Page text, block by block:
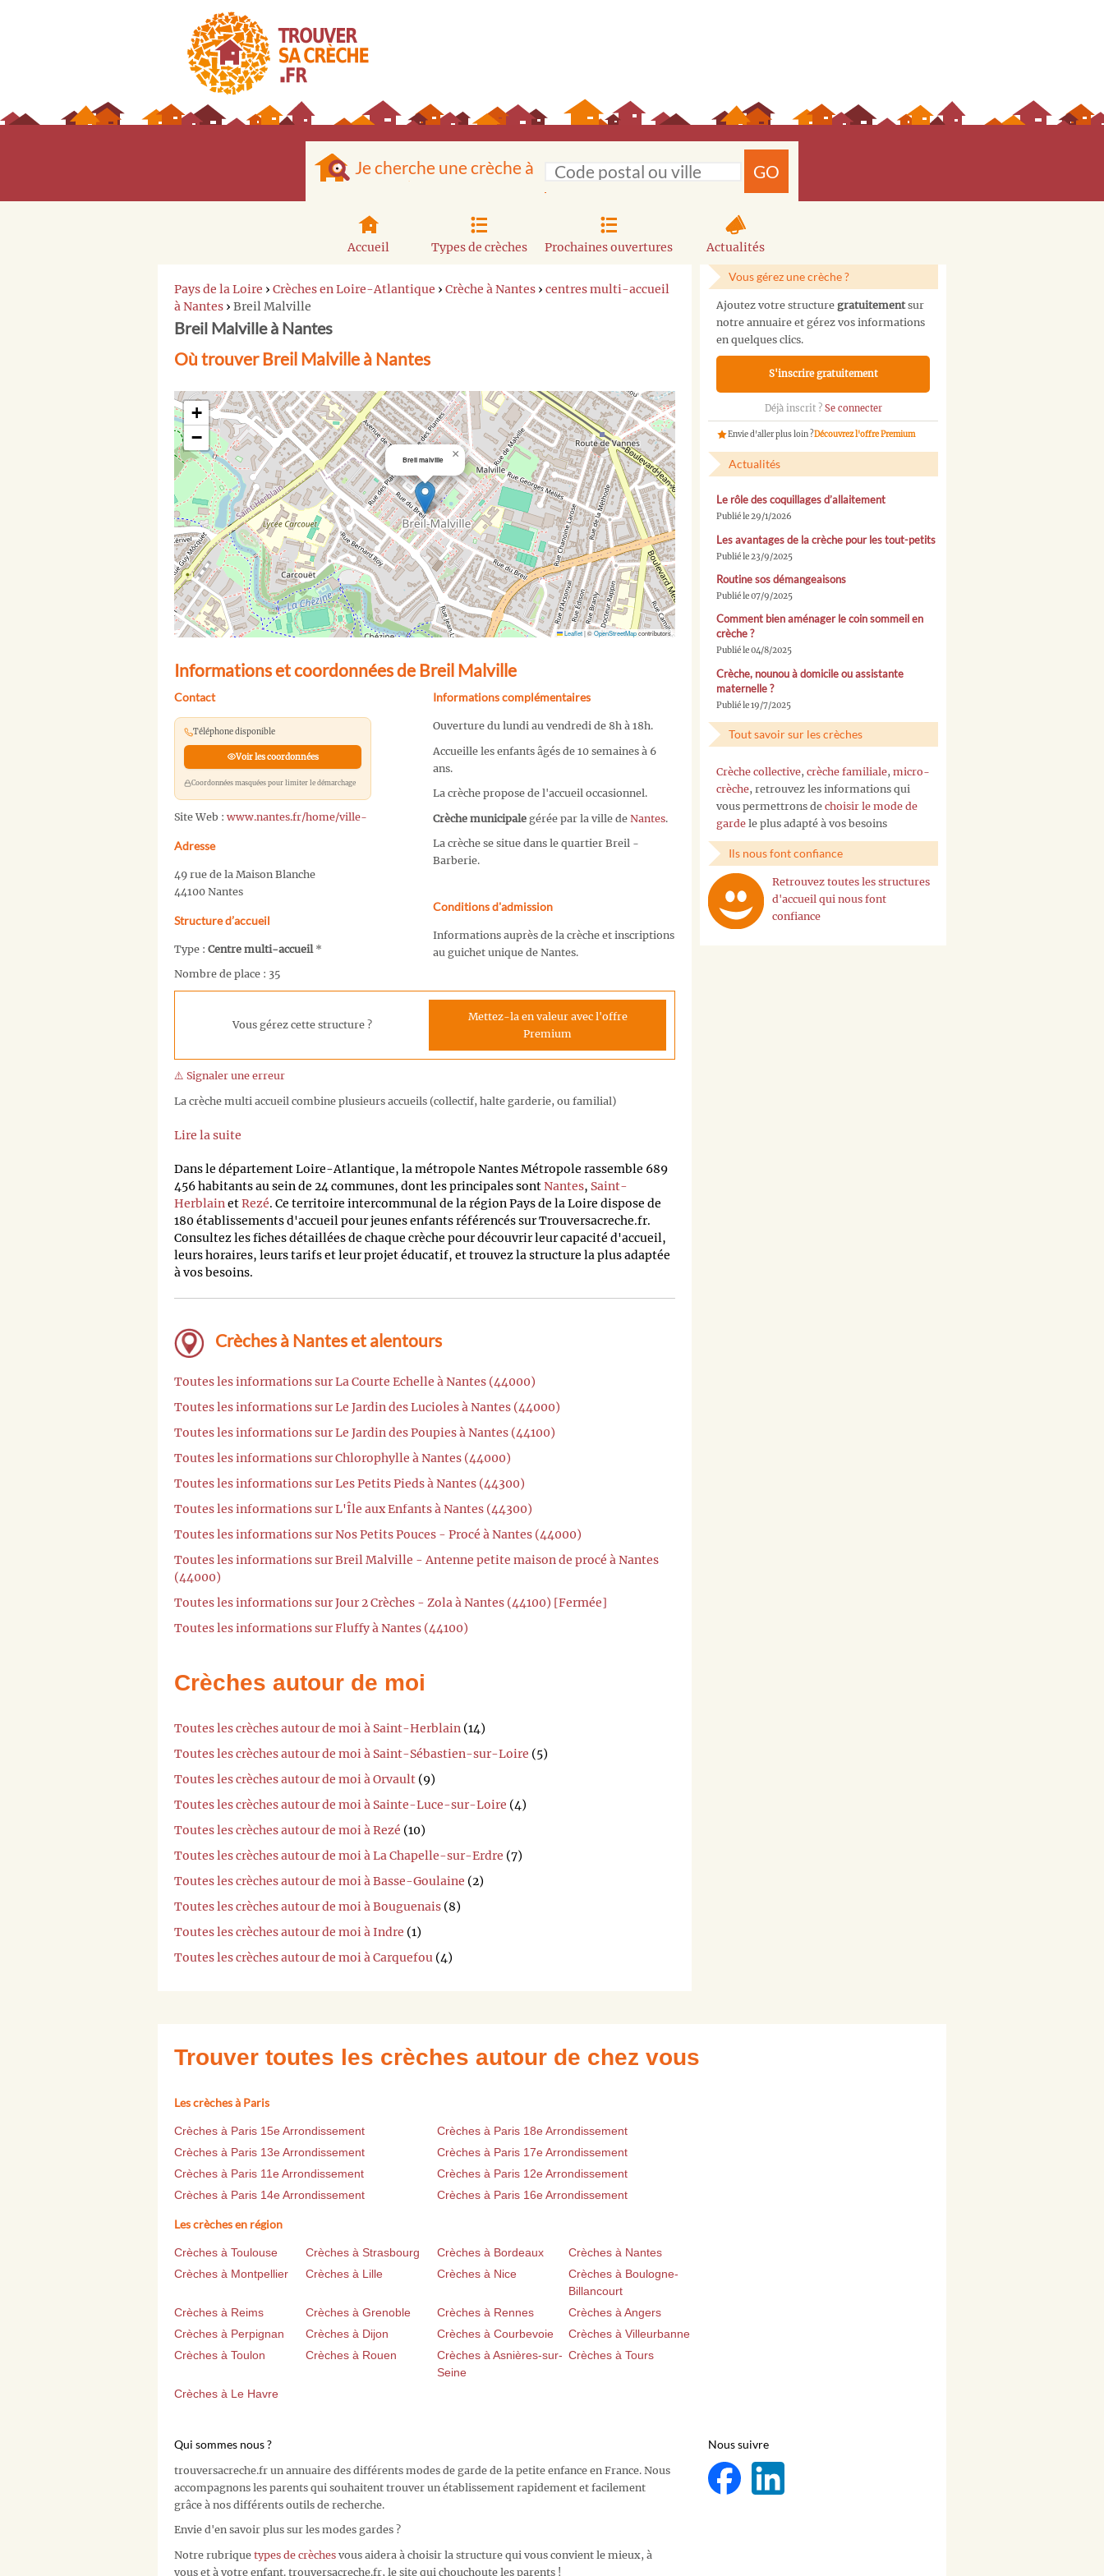
Je cherche une crèche à GO
Accueil Types de crèches Prochaines ouvertures Actualités
Pays de la Loire › Crèches en Loire-Atlantique › Crèche à Nantes › centres multi-accueil
à Nantes › Breil Malville
Breil Malville à Nantes
Où trouver Breil Malville à Nantes
Breil malville ×
+
−
Leaflet|©OpenStreetMapcontributors
Informations et coordonnées de Breil Malville
Contact
Téléphone disponible
Voir les coordonnées
Coordonnées masquées pour limiter le démarchage
Site Web : www.nantes.fr/home/ville-
Adresse
49 rue de la Maison Blanche
44100 Nantes
Structure d’accueil
Type : Centre multi-accueil *
Nombre de place : 35
Informations complémentaires
Ouverture du lundi au vendredi de 8h à 18h.
Accueille les enfants âgés de 10 semaines à 6
ans.
La crèche propose de l'accueil occasionnel.
Crèche municipalegérée par la ville de Nantes.
La crèche se situe dans le quartier Breil -
Barberie.
Conditions d'admission
Informations auprès de la crèche et inscriptions
au guichet unique de Nantes.
Vous gérez cette structure ?
Mettez-la en valeur avec l'offre
Premium
⚠️ Signaler une erreur
La crèche multi accueil combine plusieurs accueils (collectif, halte garderie, ou familial)
Lire la suite
Dans le département Loire-Atlantique, la métropole Nantes Métropole rassemble 689
456 habitants au sein de 24 communes, dont les principales sontNantes, Saint-
HerblainetRezé. Ce territoire intercommunal de la région Pays de la Loire dispose de
180 établissements d'accueil pour jeunes enfants référencés sur Trouversacreche.fr.
Consultez les fiches détaillées de chaque crèche pour découvrir leur capacité d'accueil,
leurs horaires, leurs tarifs et leur projet éducatif, et trouvez la structure la plus adaptée
à vos besoins.
Crèches à Nantes et alentours
Toutes les informations sur La Courte Echelle à Nantes (44000)
Toutes les informations sur Le Jardin des Lucioles à Nantes (44000)
Toutes les informations sur Le Jardin des Poupies à Nantes (44100)
Toutes les informations sur Chlorophylle à Nantes (44000)
Toutes les informations sur Les Petits Pieds à Nantes (44300)
Toutes les informations sur L'Île aux Enfants à Nantes (44300)
Toutes les informations sur Nos Petits Pouces - Procé à Nantes (44000)
Toutes les informations sur Breil Malville - Antenne petite maison de procé à Nantes
(44000)
Toutes les informations sur Jour 2 Crèches - Zola à Nantes (44100) [Fermée]
Toutes les informations sur Fluffy à Nantes (44100)
Crèches autour de moi
Toutes les crèches autour de moi à Saint-Herblain (14)
Toutes les crèches autour de moi à Saint-Sébastien-sur-Loire (5)
Toutes les crèches autour de moi à Orvault (9)
Toutes les crèches autour de moi à Sainte-Luce-sur-Loire (4)
Toutes les crèches autour de moi à Rezé (10)
Toutes les crèches autour de moi à La Chapelle-sur-Erdre (7)
Toutes les crèches autour de moi à Basse-Goulaine (2)
Toutes les crèches autour de moi à Bouguenais (8)
Toutes les crèches autour de moi à Indre (1)
Toutes les crèches autour de moi à Carquefou (4)
Vous gérez une crèche ?
Ajoutez votre structure gratuitementsur
notre annuaire et gérez vos informations
en quelques clics.
S'inscrire gratuitement
Déjà inscrit ? Se connecter
Envie d'aller plus loin ?Découvrez l'offre Premium
Actualités
Le rôle des coquillages d’allaitement
Publié le 29/1/2026
Les avantages de la crèche pour les tout-petits
Publié le 23/9/2025
Routine sos démangeaisons
Publié le 07/9/2025
Comment bien aménager le coin sommeil en
crèche ?
Publié le 04/8/2025
Crèche, nounou à domicile ou assistante
maternelle ?
Publié le 19/7/2025
Tout savoir sur les crèches
Crèche collective, crèche familiale, micro-
crèche, retrouvez les informations qui
vous permettrons de choisir le mode de
garde le plus adapté à vos besoins
Ils nous font confiance
Retrouvez toutes les structures
d'accueil qui nous font
confiance
Trouver toutes les crèches autour de chez vous
Les crèches à Paris
Crèches à Paris 15e Arrondissement
Crèches à Paris 18e Arrondissement
Crèches à Paris 13e Arrondissement
Crèches à Paris 17e Arrondissement
Crèches à Paris 11e Arrondissement
Crèches à Paris 12e Arrondissement
Crèches à Paris 14e Arrondissement
Crèches à Paris 16e Arrondissement
Les crèches en région
Crèches à Toulouse Crèches à Strasbourg Crèches à Bordeaux
Crèches à Nantes
Crèches à Montpellier
Crèches à Lille Crèches à Nice
Crèches à Boulogne-
Billancourt
Crèches à Reims
Crèches à Grenoble Crèches à Rennes
Crèches à Angers
Crèches à Perpignan
Crèches à Dijon Crèches à Courbevoie
Crèches à Villeurbanne
Crèches à Toulon
Crèches à Rouen
Crèches à Asnières-sur-
Seine
Crèches à Tours
Crèches à Le Havre
Qui sommes nous ?
trouversacreche.fr un annuaire des différents modes de garde de la petite enfance en France. Nous
accompagnons les parents qui souhaitent trouver un établissement rapidement et facilement
grâce à nos différents outils de recherche.
Envie d'en savoir plus sur les modes gardes ?
Notre rubrique types de crèches vous aidera à choisir la structure qui vous convient le mieux, à
vous et à votre enfant. trouversacreche.fr, le site qui chouchoute les parents !
Nous suivre